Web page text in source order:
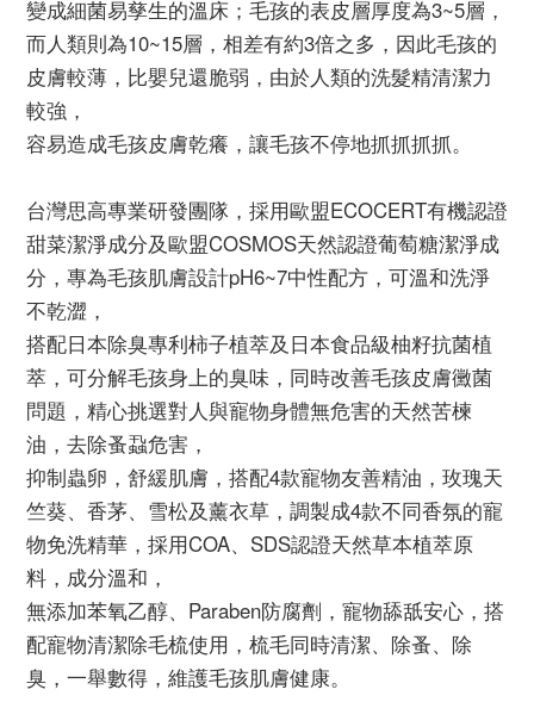
變成細菌易孳生的溫床；毛孩的表皮層厚度為3~5層，
而人類則為10~15層，相差有約3倍之多，因此毛孩的
皮膚較薄，比嬰兒還脆弱，由於人類的洗髮精清潔力
較強，
容易造成毛孩皮膚乾癢，讓毛孩不停地抓抓抓抓。
台灣思高專業研發團隊，採用歐盟ECOCERT有機認證
甜菜潔淨成分及歐盟COSMOS天然認證葡萄糖潔淨成
分，專為毛孩肌膚設計pH6~7中性配方，可溫和洗淨
不乾澀，
搭配日本除臭專利柿子植萃及日本食品級柚籽抗菌植
萃，可分解毛孩身上的臭味，同時改善毛孩皮膚黴菌
問題，精心挑選對人與寵物身體無危害的天然苦楝
油，去除蚤蝨危害，
抑制蟲卵，舒緩肌膚，搭配4款寵物友善精油，玫瑰天
竺葵、香茅、雪松及薰衣草，調製成4款不同香氛的寵
物免洗精華，採用COA、SDS認證天然草本植萃原
料，成分溫和，
無添加苯氧乙醇、Paraben防腐劑，寵物舔舐安心，搭
配寵物清潔除毛梳使用，梳毛同時清潔、除蚤、除
臭，一舉數得，維護毛孩肌膚健康。